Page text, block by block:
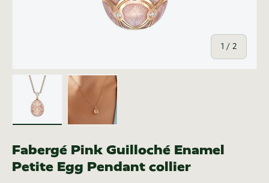
1 / van
2
Fabergé Pink Guilloché Enamel
Petite Egg Pendant collier